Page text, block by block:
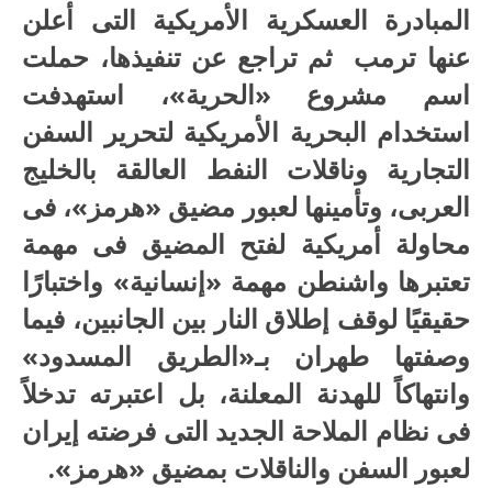
المبادرة العسكرية الأمريكية التى أعلن
عنها ترمب ثم تراجع عن تنفيذها، حملت
اسم مشروع «الحرية»، استهدفت
استخدام البحرية الأمريكية لتحرير السفن
التجارية وناقلات النفط العالقة بالخليج
العربى، وتأمينها لعبور مضيق «هرمز»، فى
محاولة أمريكية لفتح المضيق فى مهمة
تعتبرها واشنطن مهمة «إنسانية» واختبارًا
حقيقيًا لوقف إطلاق النار بين الجانبين، فيما
وصفتها طهران بـ«الطريق المسدود»
وانتهاكاً للهدنة المعلنة، بل اعتبرته تدخلاً
فى نظام الملاحة الجديد التى فرضته إيران
لعبور السفن والناقلات بمضيق «هرمز».